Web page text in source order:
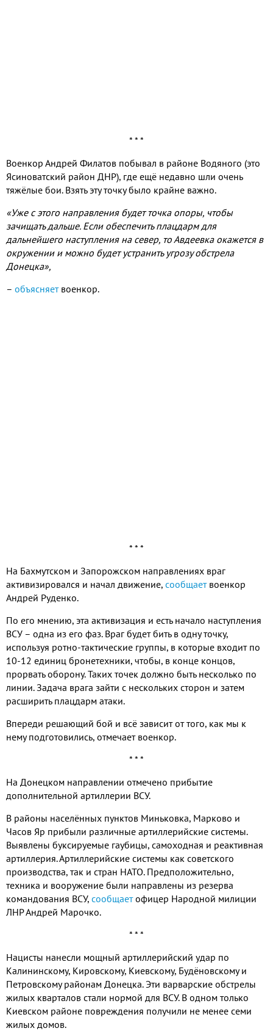
* * *
Военкор Андрей Филатов побывал в районе Водяного (это
Ясиноватский район ДНР), где ещё недавно шли очень
тяжёлые бои. Взять эту точку было крайне важно.
«Уже с этого направления будет точка опоры, чтобы
зачищать дальше. Если обеспечить плацдарм для
дальнейшего наступления на север, то Авдеевка окажется в
окружении и можно будет устранить угрозу обстрела
Донецка»,
– объясняетвоенкор.
* * *
На Бахмутском и Запорожском направлениях враг
активизировался и начал движение, сообщаетвоенкор
Андрей Руденко.
По его мнению, эта активизация и есть начало наступления
ВСУ – одна из его фаз. Враг будет бить в одну точку,
используя ротно-тактические группы, в которые входит по
10-12 единиц бронетехники, чтобы, в конце концов,
прорвать оборону. Таких точек должно быть несколько по
линии. Задача врага зайти с нескольких сторон и затем
расширить плацдарм атаки.
Впереди решающий бой и всё зависит от того, как мы к
нему подготовились, отмечает военкор.
* * *
На Донецком направлении отмечено прибытие
дополнительной артиллерии ВСУ.
В районы населённых пунктов Миньковка, Марково и
Часов Яр прибыли различные артиллерийские системы.
Выявлены буксируемые гаубицы, самоходная и реактивная
артиллерия. Артиллерийские системы как советского
производства, так и стран НАТО. Предположительно,
техника и вооружение были направлены из резерва
командования ВСУ, сообщаетофицер Народной милиции
ЛНР Андрей Марочко.
* * *
Нацисты нанесли мощный артиллерийский удар по
Калининскому, Кировскому, Киевскому, Будёновскому и
Петровскому районам Донецка. Эти варварские обстрелы
жилых кварталов стали нормой для ВСУ. В одном только
Киевском районе повреждения получили не менее семи
жилых домов.